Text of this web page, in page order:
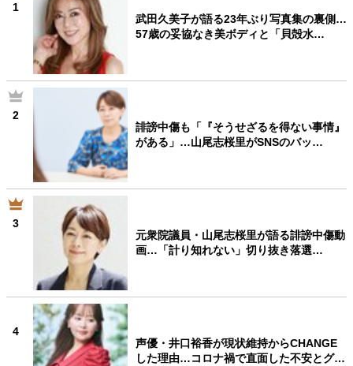
1
武田久美子が語る23年ぶり写真集の裏側…
57歳の妥協なき美ボディと「貝殻水…
2
誹謗中傷も「『そうせざるを得ない事情』
がある」…山尾志桜里がSNSのバッ…
3
元衆院議員・山尾志桜里が語る誹謗中傷動
画…「計り知れない」切り抜き落選…
4
声優・井口裕香が現状維持からCHANGE
した理由…コロナ禍で直面した不安とグ…